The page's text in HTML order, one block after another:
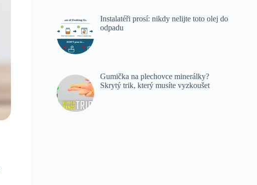
Instalatéři prosí: nikdy nelijte toto olej do
odpadu
Gumička na plechovce minerálky?
Skrytý trik, který musíte vyzkoušet